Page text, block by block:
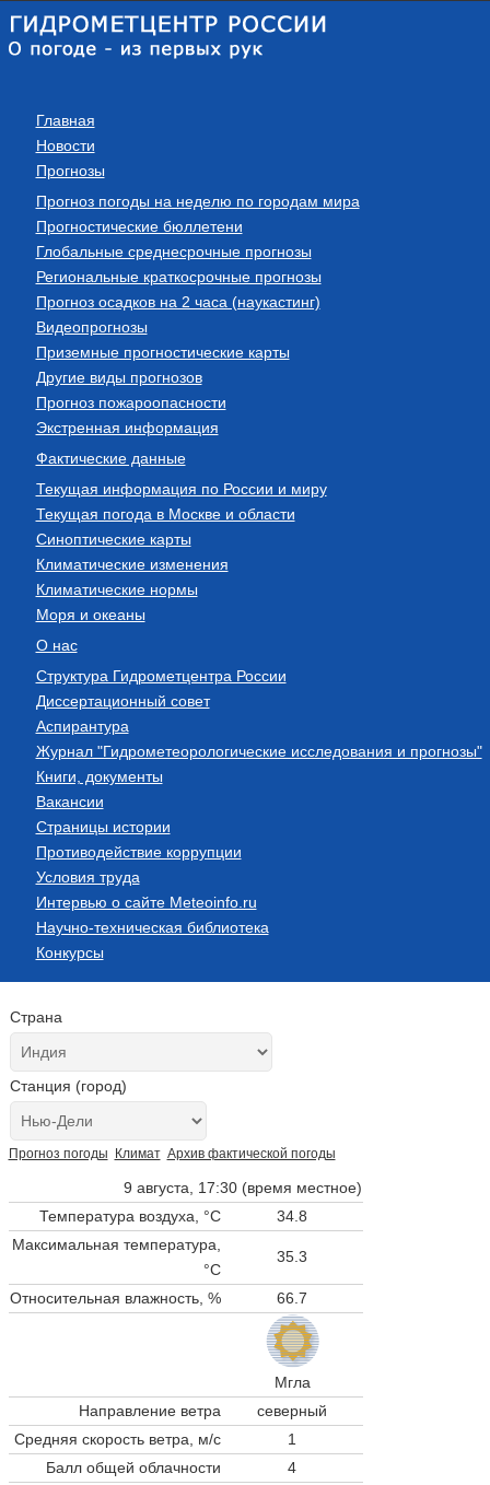
Главная
Новости
Прогнозы
Прогноз погоды на неделю по городам мира
Прогностические бюллетени
Глобальные среднесрочные прогнозы
Региональные краткосрочные прогнозы
Прогноз осадков на 2 часа (наукастинг)
Видеопрогнозы
Приземные прогностические карты
Другие виды прогнозов
Прогноз пожароопасности
Экстренная информация
Фактические данные
Текущая информация по России и миру
Текущая погода в Москве и области
Синоптические карты
Климатические изменения
Климатические нормы
Моря и океаны
О нас
Структура Гидрометцентра России
Диссертационный совет
Аспирантура
Журнал "Гидрометеорологические исследования и прогнозы"
Книги, документы
Вакансии
Страницы истории
Противодействие коррупции
Условия труда
Интервью о сайте Meteoinfo.ru
Научно-техническая библиотека
Конкурсы
Страна
Станция (город)
Прогноз погоды Климат Архив фактической погоды
9 августа, 17:30 (время местное)
Температура воздуха, °C
34.8
Максимальная температура,
°C
35.3
Относительная влажность, % 66.7
Мгла
Направление ветра
северный
Средняя скорость ветра, м/с
1
Балл общей облачности
4